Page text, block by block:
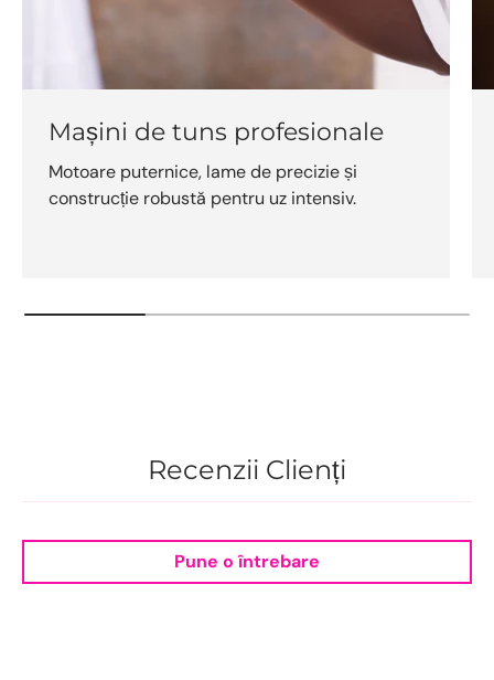
Mașini de tuns profesionale
Motoare puternice, lame de precizie și
construcție robustă pentru uz intensiv.
Recenzii Clienți
Pune o întrebare